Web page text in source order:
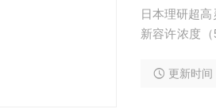
日本理研超高灵敏度毒性气
新容许浓度
纸带盒）
更新时